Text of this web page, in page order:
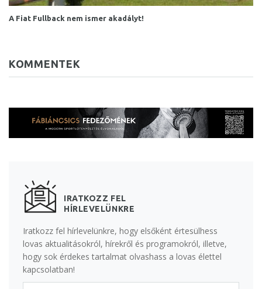
A Fiat Fullback nem ismer akadályt!
KOMMENTEK
IRATKOZZ FEL
HÍRLEVELÜNKRE
Iratkozz fel hírlevelünkre, hogy elsőként értesülhess
lovas aktualitásokról, hírekről és programokról, illetve,
hogy sok érdekes tartalmat olvashass a lovas élettel
kapcsolatban!